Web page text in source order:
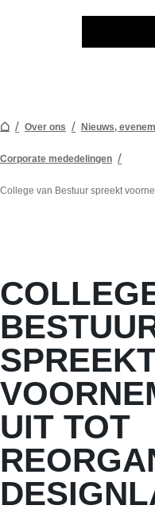
Over ons Nieuws,
Corporate mededelingen
College van Bestuur spreekt
UIT TOT